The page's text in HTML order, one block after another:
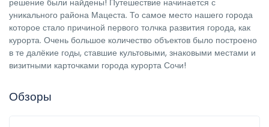
решение были найдены! Путешествие начинается с
уникального района Мацеста. То самое место нашего города
которое стало причиной первого толчка развития города, как
курорта. Очень большое количество объектов было построено
в те далёкие годы, ставшие культовыми, знаковыми местами и
визитными карточками города курорта Сочи!
Обзоры